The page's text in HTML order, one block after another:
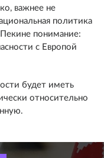
важнее не
политика
понимание:
с Европой
будет иметь
относительно